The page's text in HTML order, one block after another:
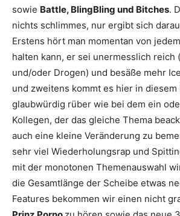
sowie Battle, BlingBling und Bitches.
nichts schlimmes, nur ergibt sich
Erstens hört man momentan von
halten kann, er sei unermesslich reich
und/oder Drogen) und besäße mehr
und zweitens kommt es hier in diesem
glaubwürdig rüber wie bei dem ein
Kollegen, der das gleiche Thema
auch eine kleine Veränderung zu
sehr viel Wiederholungsrap und
mit der monotonen Themenauswahl
die Gesamtlänge der Scheibe etwas
Features bekommen wir einen nicht